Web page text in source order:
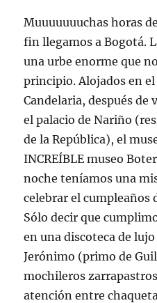
Muuuuuuuchas horas
fin llegamos a Bogotá.
una urbe enorme que
principio. Alojados en
Candelaria, después de
el palacio de Nariño
de la República), el
INCREÍBLE museo
noche teníamos una
celebrar el cumpleaños
Sólo decir que
en una discoteca de
Jerónimo (primo de
mochileros
atención entre